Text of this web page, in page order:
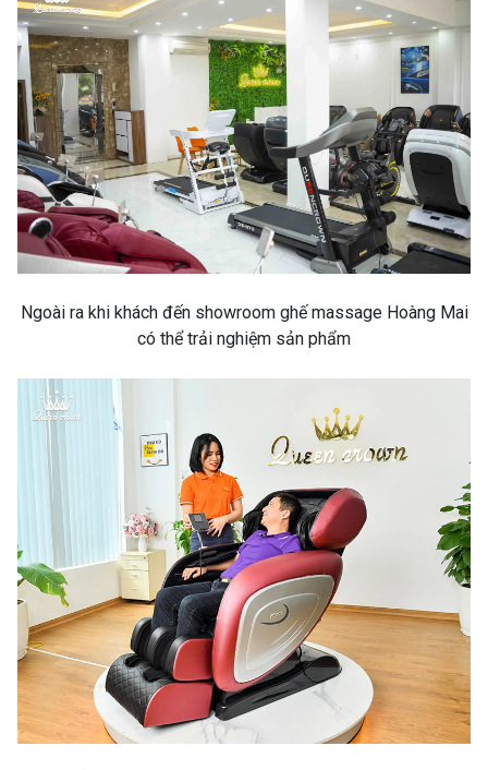
Ngoài ra khi khách đến showroom ghế massage Hoàng Mai
có thể trải nghiệm sản phẩm